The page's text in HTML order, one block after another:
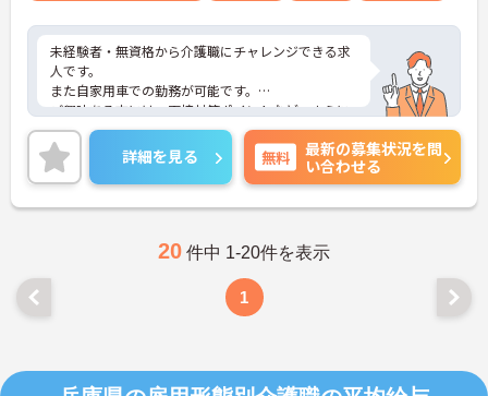
未経験者・無資格から介護職にチャレンジできる求
人です。
また自家用車での勤務が可能です。
ご興味ある方には、面接対策ポイントなど、さらに
詳細をお話しいたしますのでお気軽にご相談くださ
い！
詳細を見る 無料
最新の募集状況を問
い合わせる
20 件中 1-20件を表示
1